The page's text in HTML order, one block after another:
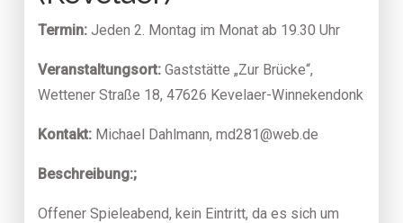
Termin: Jeden 2. Montag im Monat ab 19.30 Uhr
Veranstaltungsort: Gaststätte „Zur Brücke“,
Wettener Straße 18, 47626 Kevelaer-Winnekendonk
Kontakt: Michael Dahlmann, md281@web.de
Beschreibung:;
Offener Spieleabend, kein Eintritt, da es sich um